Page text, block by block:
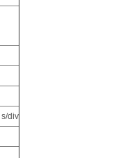
div